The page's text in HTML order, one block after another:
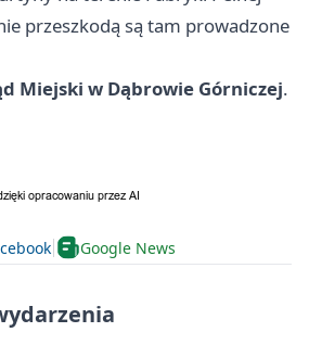
przeszkodą są tam prowadzone
Miejski w Dąbrowie Górniczej.
Google News